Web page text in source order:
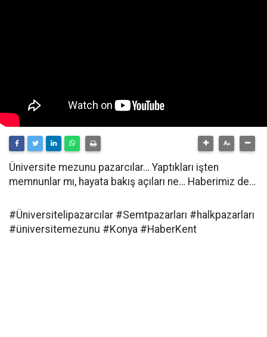
Üniversite mezunu pazarcılar… Yaptıkları işten
memnunlar mı, hayata bakış açıları ne… Haberimiz de…
#Üniversitelipazarcılar #Semtpazarları #halkpazarları
#üniversitemezunu #Konya #HaberKent